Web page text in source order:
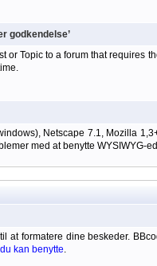
godkendelse’
or Topic to a forum that
Netscape 7.1, Mozilla
med at benytte WYSIWYG-
at formatere dine beskeder.
kan benytte.